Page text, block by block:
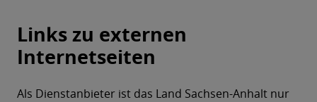
Links zu externen
Internetseiten
Als Dienstanbieter ist das Land Sachsen-Anhalt nur